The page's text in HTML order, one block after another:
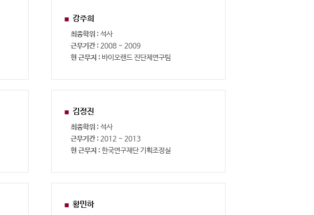
강주희
최종학위 :석사
근무기간 : 2008 ~ 2009
현 근무지 : 바이오랜드 진단제연구팀
김정진
최종학위 :석사
근무기간 : 2012 ~ 2013
현 근무지 :한국연구재단 기획조정실
황민하